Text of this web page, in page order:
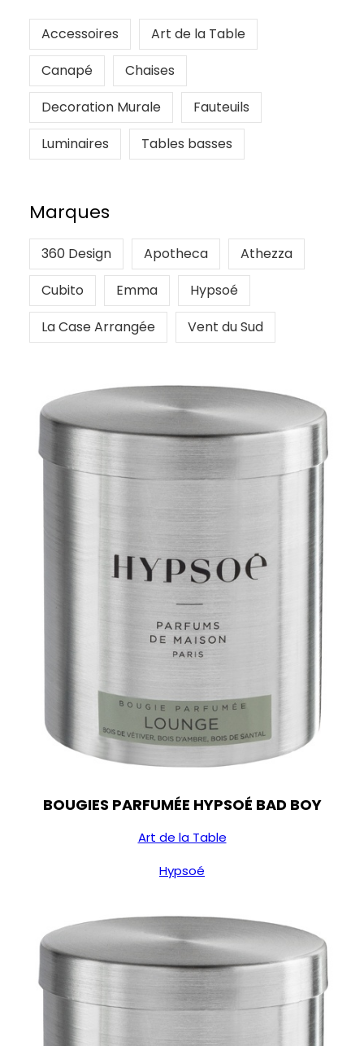
Accessoires
Art de la Table
Canapé
Chaises
Decoration Murale
Fauteuils
Luminaires
Tables basses
Marques
360 Design Apotheca
Athezza
Cubito
Emma
Hypsoé
La Case Arrangée
Vent du Sud
BOUGIES PARFUMÉE HYPSOÉ BAD BOY
Art de la Table
Hypsoé